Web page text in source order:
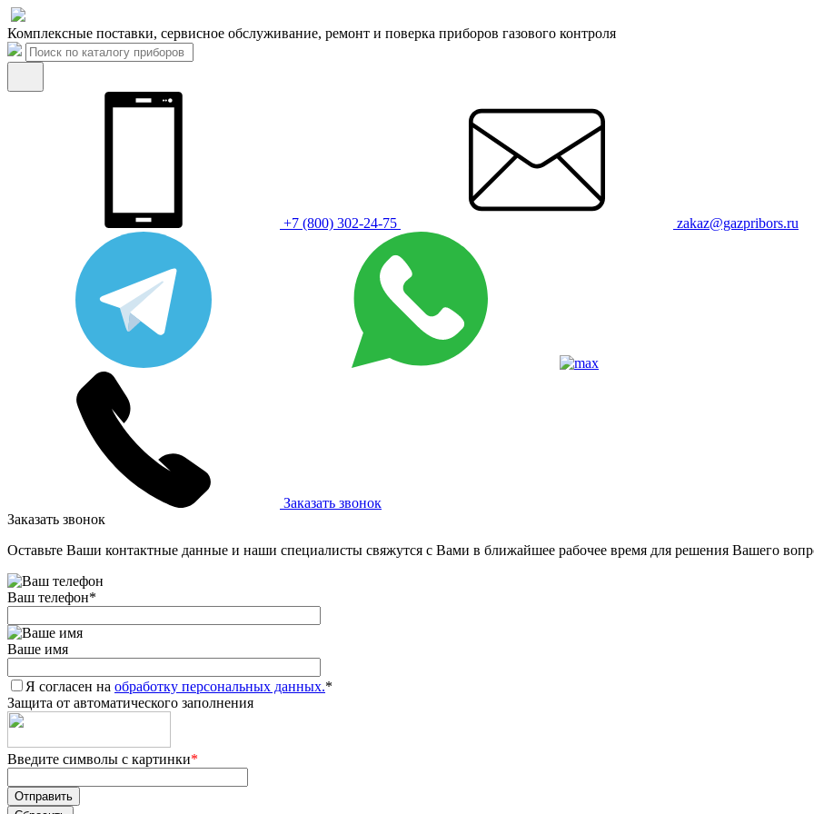
Комплексные поставки, сервисное обслуживание, ремонт и поверка приборов газового контроля
+7 (800) 302-24-75 zakaz@gazpribors.ru
Заказать звонок
Заказать звонок
Оставьте Ваши контактные данные и наши специалисты свяжутся с Вами в ближайшее рабочее время для решения Вашего
Ваш телефон*
Ваше имя
Я согласен на обработку персональных данных.*
Защита от автоматического заполнения
Введите символы с картинки*